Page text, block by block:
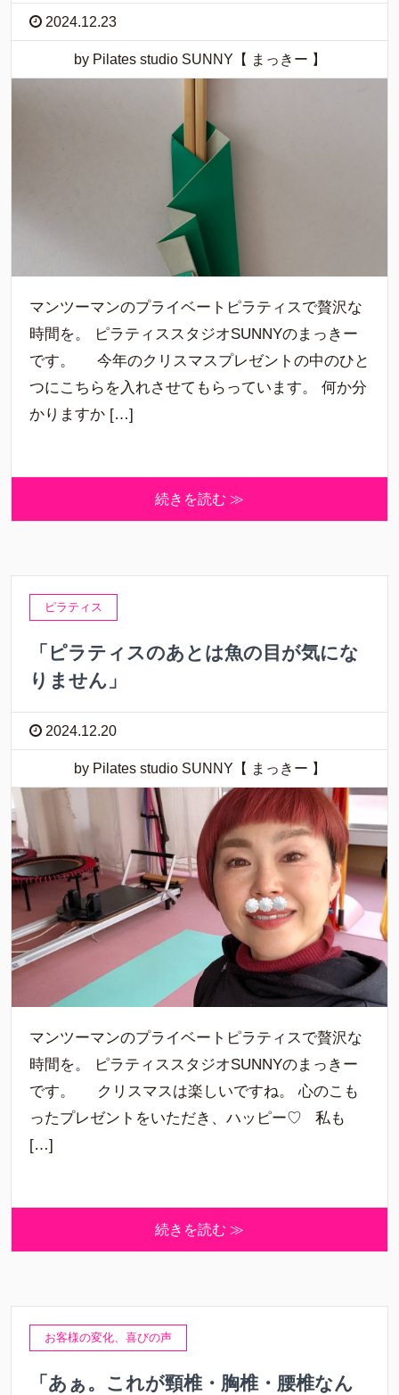
2024.12.23
by Pilates studio SUNNY【 まっきー 】
マンツーマンのプライベートピラティスで贅沢な
時間を。 ピラティススタジオSUNNYのまっきー
です。 今年のクリスマスプレゼントの中のひと
つにこちらを入れさせてもらっています。 何か分
かりますか […]
続きを読む ≫
ピラティス
「ピラティスのあとは魚の目が気にな
りません」
2024.12.20
by Pilates studio SUNNY【 まっきー 】
マンツーマンのプライベートピラティスで贅沢な
時間を。 ピラティススタジオSUNNYのまっきー
です。 クリスマスは楽しいですね。 心のこも
ったプレゼントをいただき、ハッピー♡ 私も
[…]
続きを読む ≫
お客様の変化、喜びの声
「あぁ。これが頸椎・胸椎・腰椎なん